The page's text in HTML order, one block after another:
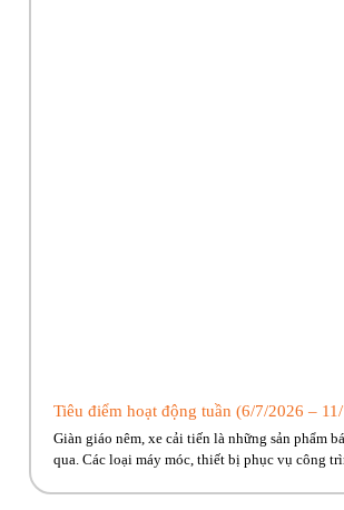
Tiêu điểm hoạt động tuần (6/7/2026 –
Giàn giáo nêm, xe cải tiến là những sản phẩm
qua. Các loại máy móc, thiết bị phục vụ công